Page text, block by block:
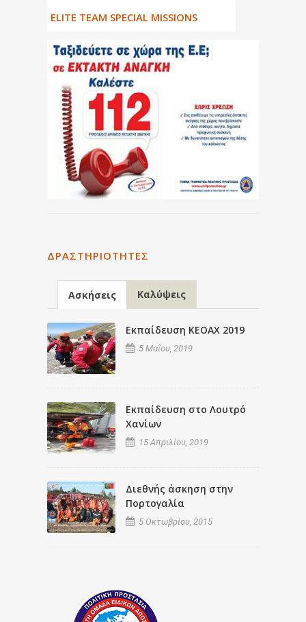
ΕLITE TEAM SPECIAL MISSIONS
ΔΡΑΣΤΗΡΙΌΤΗΤΕΣ
Ασκήσεις Καλύψεις
Εκπαίδευση ΚΕΟΑΧ 2019
5 Μαΐου, 2019
Εκπαίδευση στο Λουτρό
Χανίων
15 Απριλίου, 2019
Διεθνής άσκηση στην
Πορτογαλία
5 Οκτωβρίου, 2015